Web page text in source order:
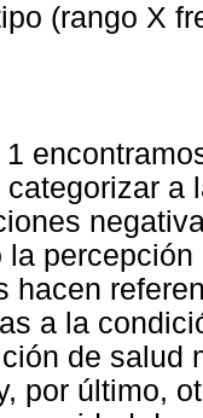
(rango X
categorizar
la
hacen
a la
de salud
por último,